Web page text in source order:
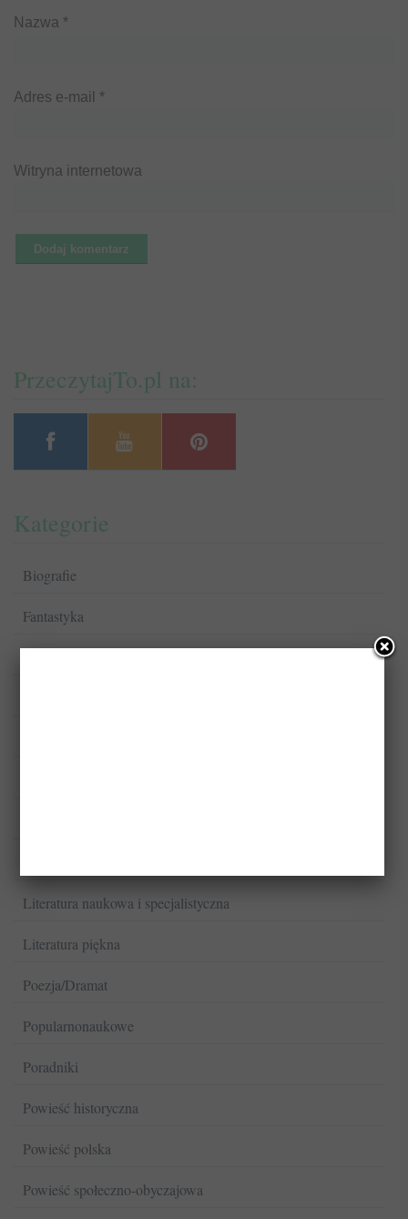
Nazwa *
Adres e-mail *
Witryna internetowa
PrzeczytajTo.pl na:
Kategorie
Biografie
Fantastyka
Literatura naukowa i specjalistyczna
Literatura piękna
Poezja/Dramat
Popularnonaukowe
Poradniki
Powieść historyczna
Powieść polska
Powieść społeczno-obyczajowa